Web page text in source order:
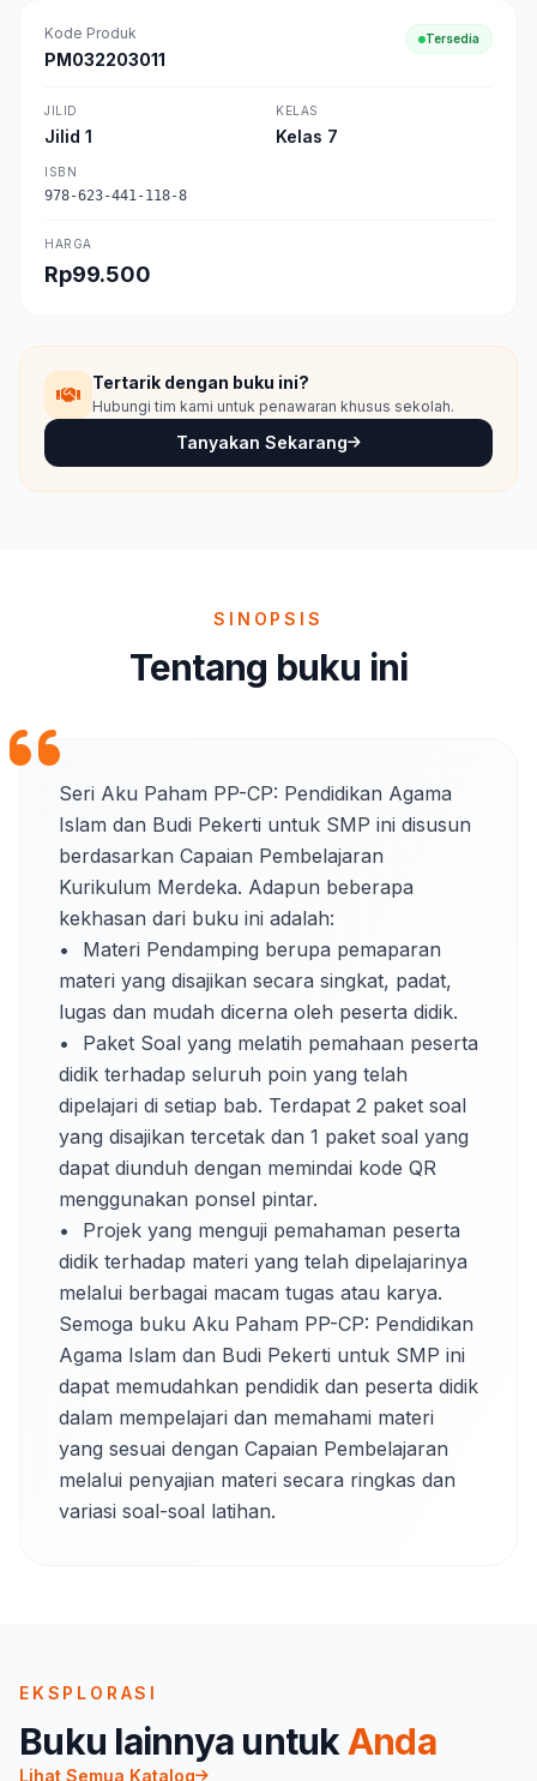
Kode Produk
PM032203011
Tersedia
JILID
Jilid 1
KELAS
Kelas 7
ISBN
978-623-441-118-8
HARGA
Rp99.500
Tertarik dengan buku ini?
Hubungi tim kami untuk penawaran khusus sekolah.
Tanyakan Sekarang
SINOPSIS
Tentang buku ini
Seri Aku Paham PP-CP: Pendidikan Agama
Islam dan Budi Pekerti untuk SMP ini disusun
berdasarkan Capaian Pembelajaran
Kurikulum Merdeka. Adapun beberapa
kekhasan dari buku ini adalah:
•	Materi Pendamping berupa pemaparan
materi yang disajikan secara singkat, padat,
lugas dan mudah dicerna oleh peserta didik.
•	Paket Soal yang melatih pemahaan peserta
didik terhadap seluruh poin yang telah
dipelajari di setiap bab. Terdapat 2 paket soal
yang disajikan tercetak dan 1 paket soal yang
dapat diunduh dengan memindai kode QR
menggunakan ponsel pintar.
•	Projek yang menguji pemahaman peserta
didik terhadap materi yang telah dipelajarinya
melalui berbagai macam tugas atau karya.
Semoga buku Aku Paham PP-CP: Pendidikan
Agama Islam dan Budi Pekerti untuk SMP ini
dapat memudahkan pendidik dan peserta didik
dalam mempelajari dan memahami materi
yang sesuai dengan Capaian Pembelajaran
melalui penyajian materi secara ringkas dan
variasi soal-soal latihan.
EKSPLORASI
Buku lainnya untukAnda
Lihat Semua Katalog